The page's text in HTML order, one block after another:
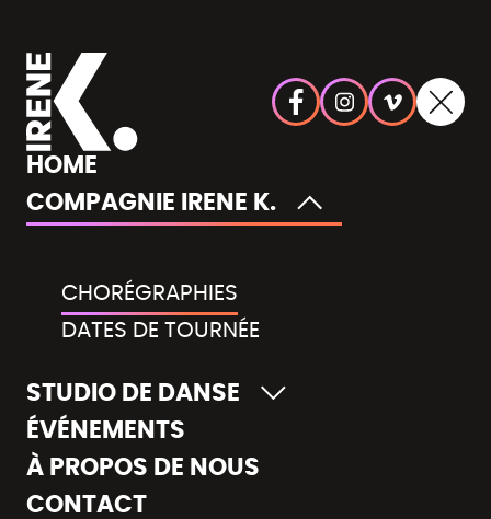
HOME
COMPAGNIE IRENE K.
CHORÉGRAPHIES
DATES DE TOURNÉE
STUDIO DE DANSE
ÉVÉNEMENTS
À PROPOS DE NOUS
CONTACT